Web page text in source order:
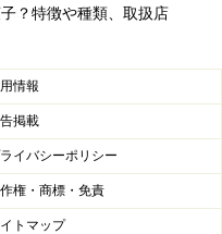
いようです。
ことができるプラ缶
？特徴や種類、取扱店
情報
掲載
イバシーポリシー
権・商標・免責
トマップ